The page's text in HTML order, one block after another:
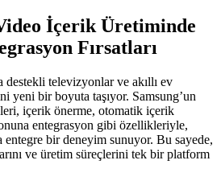
İçerik Üretiminde
Fırsatları
destekli televizyonlar ve akıllı ev
yeni bir boyuta taşıyor. Samsung’un
içerik önerme, otomatik içerik
entegrasyon gibi özellikleriyle,
entegre bir deneyim sunuyor. Bu sayede,
ve üretim süreçlerini tek bir platform